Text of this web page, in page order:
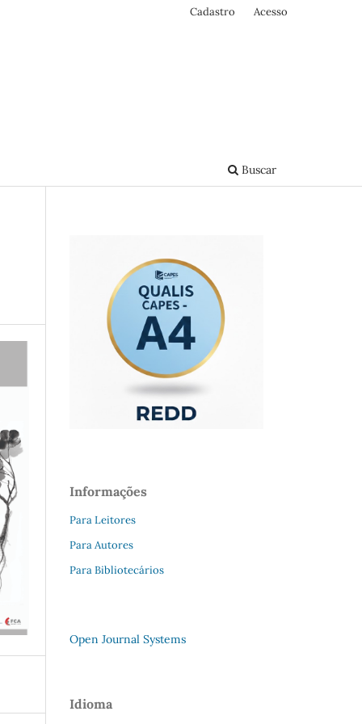
Buscar
Cadastro Acesso
Informações
Para Leitores
Para Autores
Para Bibliotecários
Open Journal Systems
Idioma